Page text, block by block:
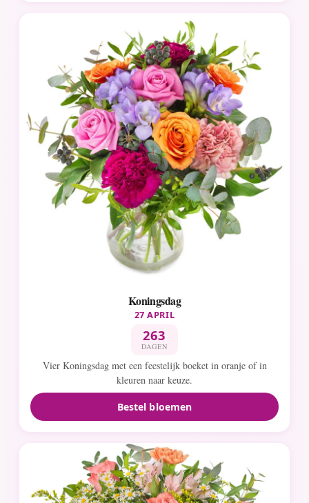
Koningsdag
27 APRIL
263
DAGEN
Vier Koningsdag met een feestelijk boeket in oranje of in
kleuren naar keuze.
Bestel bloemen